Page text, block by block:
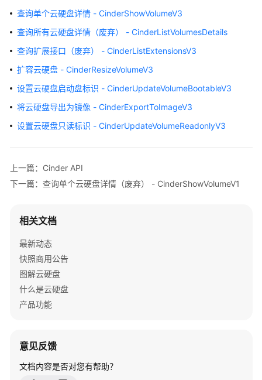
用
指
南
佳
实
API
参
考
使
用
前
必
API
概
如
调
查询单个云硬盘详情 - CinderShowVolumeV3
查询所有云硬盘详情（废弃） - CinderListVolumesDetails
查询扩展接口（废弃） - CinderListExtensionsV3
扩容云硬盘 - CinderResizeVolumeV3
设置云硬盘启动盘标识 - CinderUpdateVolumeBootableV3
将云硬盘导出为镜像 - CinderExportToImageV3
设置云硬盘只读标识 - CinderUpdateVolumeReadonlyV3
上一篇：Cinder API
下一篇：查询单个云硬盘详情（废弃） - CinderShowVolumeV1
相关文档
最新动态
快照商用公告
图解云硬盘
什么是云硬盘
产品功能
意见反馈
文档内容是否对您有帮助？